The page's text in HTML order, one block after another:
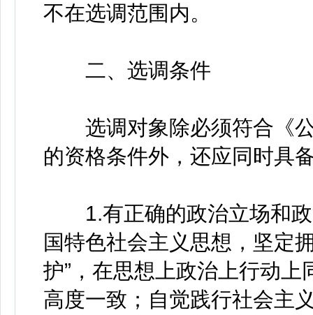
不在选调范围内。
二、选调条件
选调对象除必须符合《公
的资格条件外，还应同时具
1.有正确的政治立场和政
国特色社会主义思想，坚定
护”，在思想上政治上行动
高度一致；自觉践行社会主